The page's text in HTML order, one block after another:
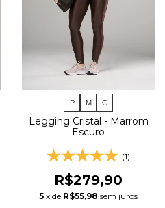
P M G
Legging Cristal - Marrom
Escuro
(1)
R$279,90
5 x de R$55,98 sem juros